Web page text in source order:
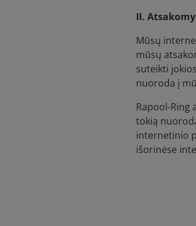
II.
Mūsų
mūsų
suteikti
nuoroda į
Rapool-
tokią
internetinio
išorinėse